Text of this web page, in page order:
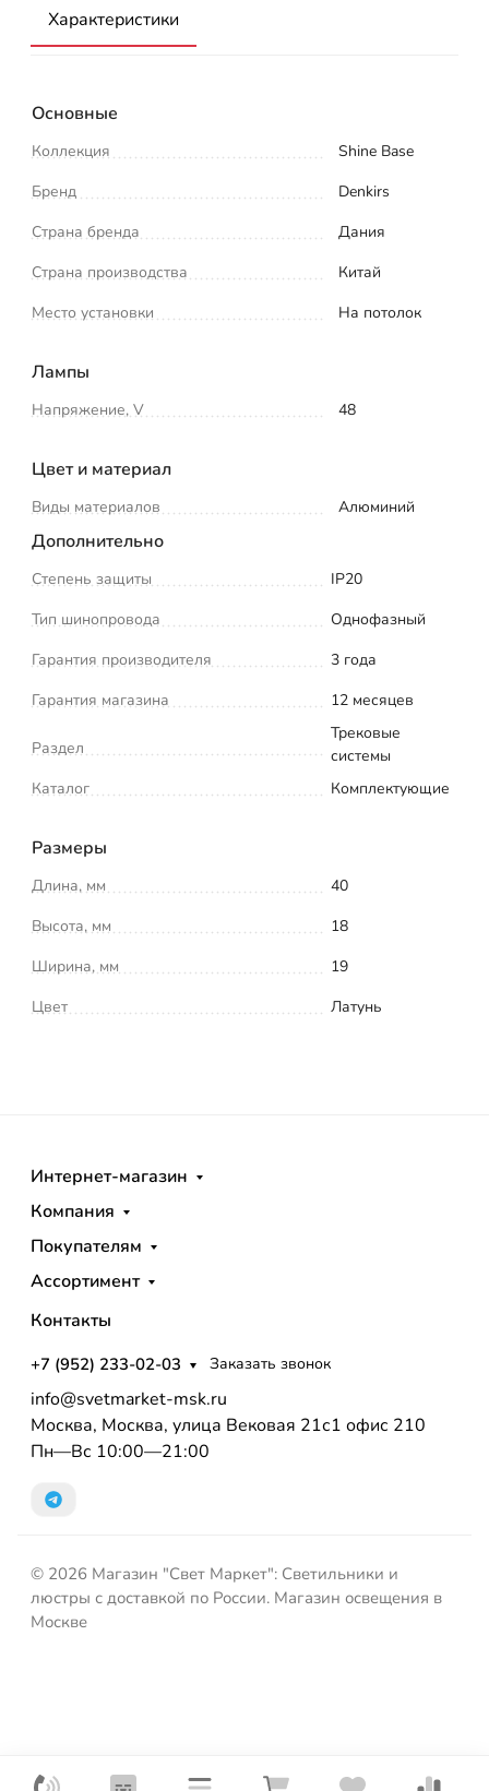
Характеристики
Основные
Коллекция
Shine Base
Бренд
Denkirs
Страна бренда
Дания
Страна производства
Китай
Место установки
На потолок
Лампы
Напряжение, V 48
Цвет и материал
Виды материалов Алюминий
Дополнительно
Степень защиты
IP20
Тип шинопровода
Однофазный
Гарантия производителя
3 года
Гарантия магазина
12 месяцев
Раздел
Трековые
системы
Каталог
Комплектующие
Размеры
Длина, мм
40
Высота, мм
18
Ширина, мм
19
Цвет
Латунь
Интернет-магазин
Компания
Покупателям
Ассортимент
Контакты
+7 (952) 233-02-03 Заказать звонок
info@svetmarket-msk.ru
Москва, Москва, улица Вековая 21с1 офис 210
Пн—Вс 10:00—21:00
© 2026 Магазин "Свет Маркет": Светильники и
люстры с доставкой по России. Магазин освещения в
Москве